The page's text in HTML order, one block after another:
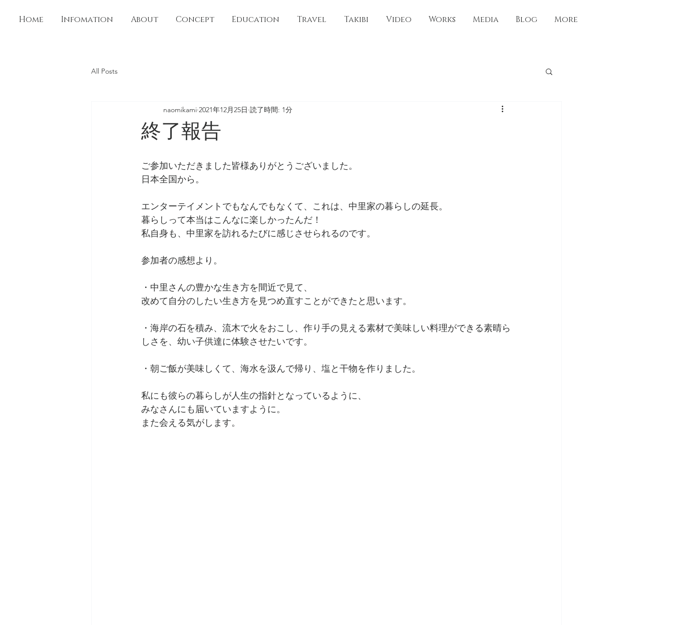
Home Infomation About Concept Education Travel Takibi Video Works Media Blog More
All Posts
終了報告
naomikami 2021年12月25日 読了時間: 1分
ご参加いただきました皆様ありがとうございました。
日本全国から。
エンターテイメントでもなんでもなくて、これは、中里家の暮らしの延長。
暮らしって本当はこんなに楽しかったんだ！
私自身も、中里家を訪れるたびに感じさせられるのです。
参加者の感想より。
・中里さんの豊かな生き方を間近で見て、
改めて自分のしたい生き方を見つめ直すことができたと思います。
・海岸の石を積み、流木で火をおこし、作り手の見える素材で美味しい料理ができる素晴ら
しさを、幼い子供達に体験させたいです。
・朝ご飯が美味しくて、海水を汲んで帰り、塩と干物を作りました。
私にも彼らの暮らしが人生の指針となっているように、
みなさんにも届いていますように。
また会える気がします。